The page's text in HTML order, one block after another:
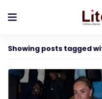
Showing posts tagged